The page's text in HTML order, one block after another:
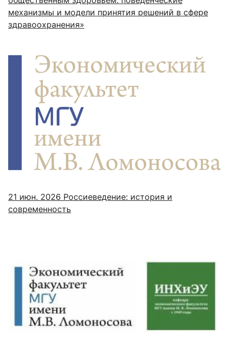
механизмы и модели принятия решений в сфере
здравоохранения»
21 июн. 2026 Россиеведение: история и
современность